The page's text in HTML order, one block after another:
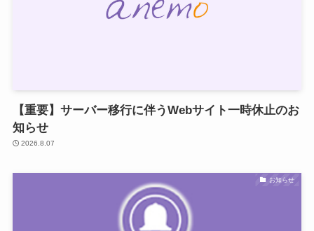
【重要】サーバー移行に伴うWebサイト一時休止のお
知らせ
2026.8.07
お知らせ